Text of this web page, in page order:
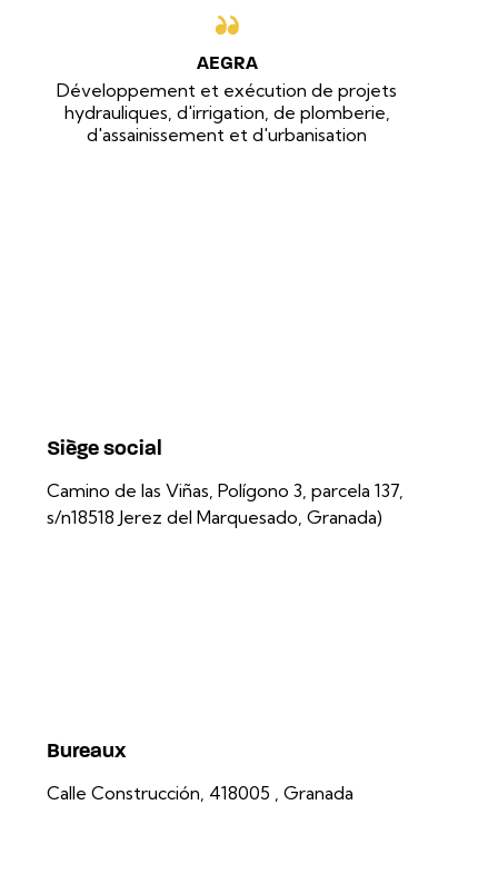
AEGRA
Développement et exécution de projets
hydrauliques, d'irrigation, de plomberie,
d'assainissement et d'urbanisation
Siège social
Camino de las Viñas, Polígono 3, parcela 137,
s/n18518 Jerez del Marquesado, Granada)
Bureaux
Calle Construcción, 418005 , Granada